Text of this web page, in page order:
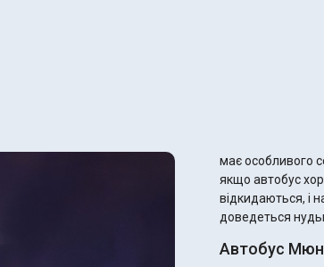
має особливого
якщо автобус
відкидаються, і
доведеться
Автобус